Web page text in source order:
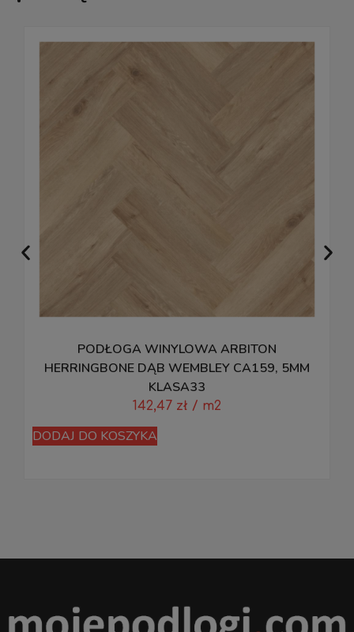
PODŁOGA WINYLOWA ARBITON
HERRINGBONE DĄB WEMBLEY CA159, 5MM
KLASA33
142,47 zł / m2
DODAJ DO KOSZYKA